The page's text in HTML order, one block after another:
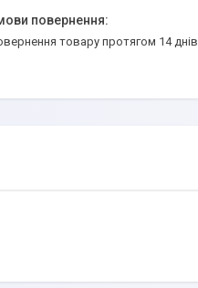
товару протягом 14 днів